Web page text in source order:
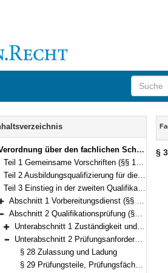
reduzieren
über den fachlichen Schwerpunkt nichttechnischer Verwaltungsdienst in der Fachlaufbahn Verwaltung und Finanzen (Fachverordnung nichttechnischer Verwaltungsdienst – FachV-nVD) Vom 25. Oktober 2011 (GVBl. S. 553) BayRS 2038-3-1-7-I (§§ 1–67)
Bereich erweitern
Teil 1 Gemeinsame Vorschriften (§§ 1–19)
Bereich erweitern
Teil 2 Ausbildungsqualifizierung für die Ämter ab der zweiten Qualifikationsebene (§ 20)
Bereich reduzieren
Teil 3 Einstieg in der zweiten Qualifikationsebene (§§ 21–36)
Bereich erweitern
Abschnitt 1 Vorbereitungsdienst (§§ 21–24)
Bereich reduzieren
Abschnitt 2 Qualifikationsprüfung (§§ 25–36)
Bereich erweitern
Unterabschnitt 1 Zuständigkeit und Prüfungsorgane (§§ 25–27)
Bereich reduzieren
Unterabschnitt 2 Prüfungsanforderungen und Prüfungsverfahren (§§ 28–36)
§ 28 Zulassung und Ladung
§ 29 Prüfungsteile, Prüfungsfächer, Nichtöffentlichkeit
§